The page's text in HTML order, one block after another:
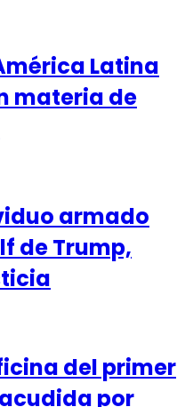
Latina
materia de
armado
de Trump,
del primer
por